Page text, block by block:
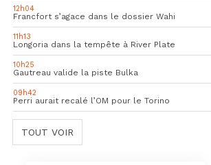
12h04
Francfort s’agace dans le dossier Wahi
11h13
Longoria dans la tempête à River Plate
10h25
Gautreau valide la piste Bulka
09h42
Perri aurait recalé l’OM pour le Torino
TOUT VOIR